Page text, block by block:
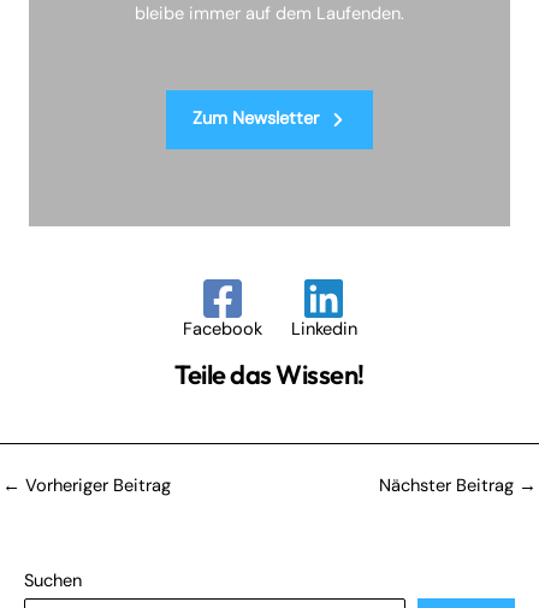
bleibe immer auf dem Laufenden.
Zum Newsletter
Facebook Linkedin
Teile das Wissen!
← Vorheriger Beitrag Nächster Beitrag →
Suchen